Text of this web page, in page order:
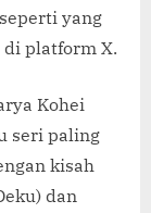
Akhir
yang
platform X.
Kohei
seri paling
kisah
dan